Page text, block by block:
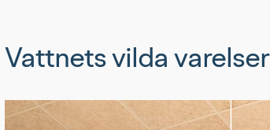
Vattnets vilda varelser